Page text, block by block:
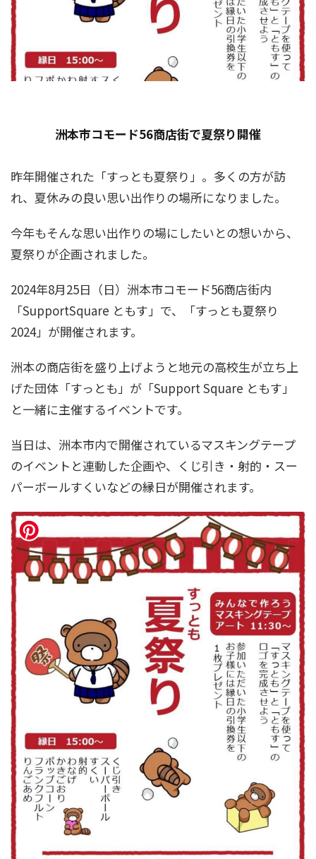
洲本市コモード56商店街で夏祭り開催
昨年開催された「すっとも夏祭り」。多くの方が訪
れ、夏休みの良い思い出作りの場所になりました。
今年もそんな思い出作りの場にしたいとの想いから、
夏祭りが企画されました。
2024年8月25日（日）洲本市コモード56商店街内
「SupportSquare ともす」で、「すっとも夏祭り
2024」が開催されます。
洲本の商店街を盛り上げようと地元の高校生が立ち上
げた団体「すっとも」が「Support Square ともす」
と一緒に主催するイベントです。
当日は、洲本市内で開催されているマスキングテープ
のイベントと連動した企画や、くじ引き・射的・スー
パーボールすくいなどの縁日が開催されます。